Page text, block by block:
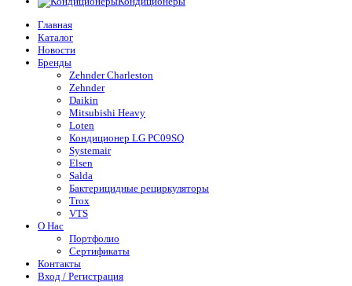
Главная
Каталог
Новости
Бренды
Zehnder Charleston
Zehnder
Daikin
Mitsubishi Heavy
Loten
Кондиционер LG PC09SQ
Systemair
Elsen
Salda
Бактерицидные рециркуляторы
Trox
VTS
О Нас
Портфолио
Сертификаты
Контакты
Вход / Регистрация